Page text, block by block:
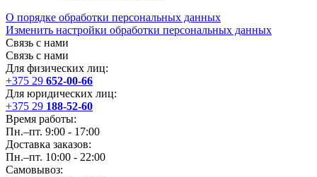
О порядке обработки персональных данных
Изменить настройки обработки персональных данных
Связь с нами
Связь с нами
Для физических лиц:
+375 29 652-00-66
Для юридических лиц:
+375 29 188-52-60
Время работы:
Пн.–пт. 9:00 - 17:00
Доставка заказов:
Пн.–пт. 10:00 - 22:00
Самовывоз: